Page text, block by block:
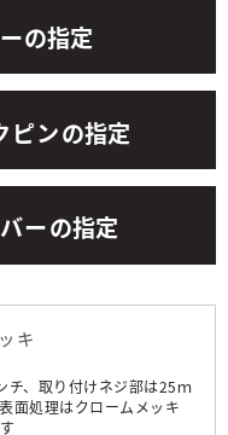
の指定
ピンの指定
ーの指定
キ
チ、取り付けネジ部は25ｍ
面処理はクロームメッキ